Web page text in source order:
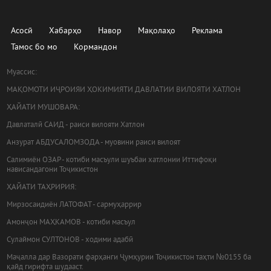
Асосӣ Хабарҳо Навор Мақолаҳо
Реклама
Тамос бо мо
Кормандон
Муассис:
МАҚОМОТИ ИҶРОИЯИ ҲОКИМИЯТИ ДАВЛАТИИ ВИЛОЯТИ ХАТЛОН
ҲАЙАТИ МУШОВАРА:
Давлаталӣ САИД - раиси вилояти Хатлон
Анзурат АБДУСАЛОМЗОДА - муовини раиси вилоят
Салимиён ОЗАР - котиби масъули шуъбаи хатлонии Иттифоқи
нависандагони Тоҷикистон
ҲАЙАТИ ТАҲРИРИЯ:
Мирзосаидиён ЛАТОФАТ - сармуҳаррир
Амонҷон МАҲКАМОВ - котиби масъул
Сулаймон СУЛТОНОВ - ходими адабӣ
Маҷалла дар Вазорати фарҳанги Ҷумҳурии Тоҷикистон таҳти №0155 ба
қайд гирифта шудааст.